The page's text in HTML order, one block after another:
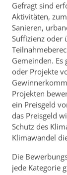
Gefragt sind
Aktivitäten,
Sanieren,
Suffizienz oder
Gemeinden.
oder Projekte
Projekten
ein Preisgeld
das Preisgeld
Schutz des
Klimawandel
Die
jede Kategorie